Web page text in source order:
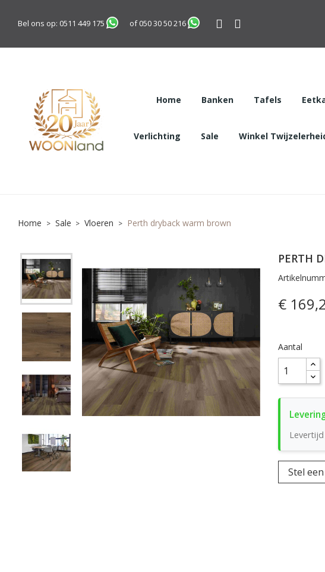
Bel ons op: 0511 449 175 of050 30 50 216
Home Banken Tafels
Verlichting Sale Winkel
Home Sale Vloeren Perth dryback warm brown
PERTH
€
Aantal
Stel